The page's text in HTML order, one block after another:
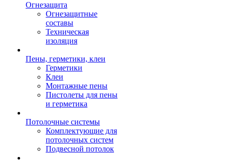
Огнезащита
Огнезащитные
составы
Техническая
изоляция
Пены, герметики, клеи
Герметики
Клеи
Монтажные пены
Пистолеты для пены
и герметика
Потолочные системы
Комплектующие для
потолочных систем
Подвесной потолок